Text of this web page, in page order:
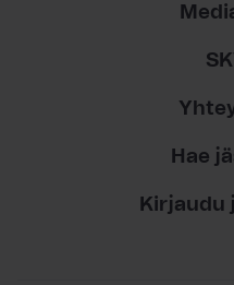
Hae
Kirjaudu